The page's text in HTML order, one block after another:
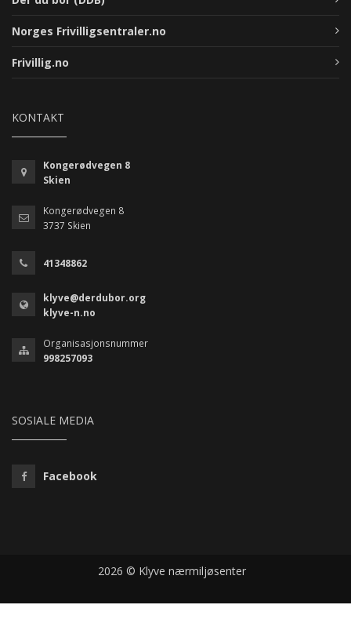
Norges Frivilligsentraler.no
Frivillig.no
KONTAKT
Kongerødvegen 8
Skien
Kongerødvegen 8
3737 Skien
41348862
klyve@derdubor.org
klyve-n.no
Organisasjonsnummer
998257093
SOSIALE MEDIA
Facebook
2026 © Klyve nærmiljøsenter